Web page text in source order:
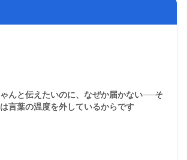
んと伝えたいのに、なぜか届かない──そ
言葉の温度を外しているからです